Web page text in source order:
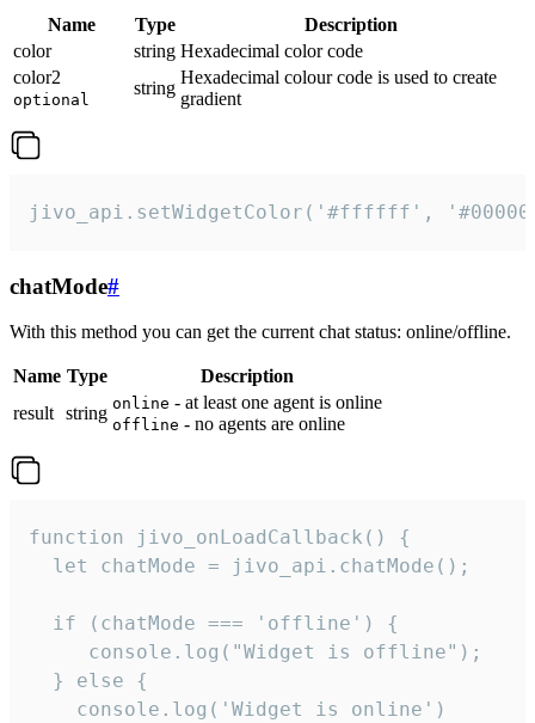
Name Type
Description
color
string Hexadecimal color code
color2
optional
string
Hexadecimal colour code is used to create
gradient
jivo_api.setWidgetColor('#ffffff',
chatMode#
With this method you can get the current chat status: online/offline.
Name Type
Description
result string online - at least one agent is online
offline - no agents are online
function jivo_onLoadCallback() {
  let chatMode = jivo_api.chatMode();
  if (chatMode === 'offline') {
     console.log("Widget is offline");
  } else {
    console.log('Widget is online')